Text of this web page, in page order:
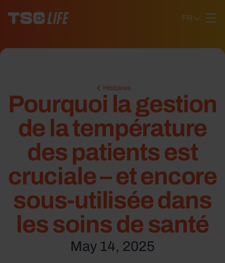
FR
Histoires
Pourquoi la gestion
de la température
des patients est
cruciale – et encore
sous-utilisée dans
les soins de santé
May 14, 2025